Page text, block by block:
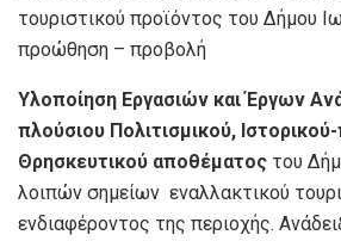
τουριστικού προϊόντος του Δήμου
προώθηση – προβολή
Υλοποίηση Εργασιών και Έργων
πλούσιου Πολιτισμικού,
Θρησκευτικού αποθέματος του
λοιπών σημείων εναλλακτικού
ενδιαφέροντος της περιοχής.